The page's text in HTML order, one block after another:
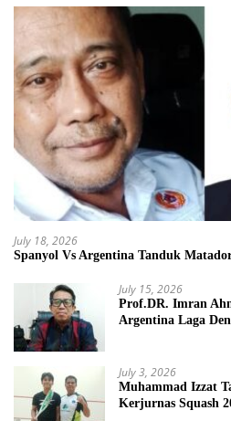
July 18, 2026
Spanyol Vs Argentina Tanduk
July 15, 2026
Prof.DR. Imran
Argentina Laga
July 3, 2026
Muhammad Izzat
Kerjurnas Squash